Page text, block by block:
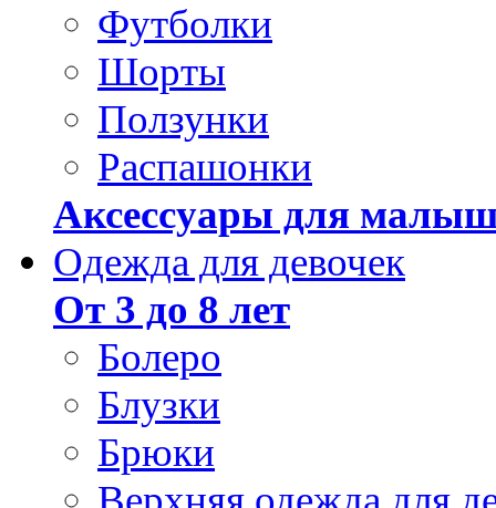
Футболки
Шорты
Ползунки
Распашонки
Аксессуары для
Одежда для девочек
От 3 до 8 лет
Болеро
Блузки
Брюки